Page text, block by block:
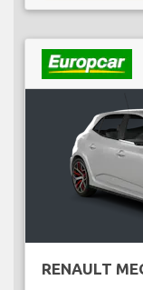
RENAULT